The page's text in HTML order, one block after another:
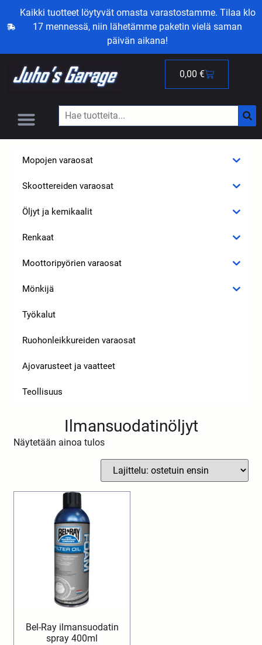
Kaikki tuotteet löytyvät omasta varastostamme. Tilaa klo
17 mennessä, niin lähetämme paketin vielä saman
päivän aikana!
0,00 €
Mopojen varaosat
Skoottereiden varaosat
Öljyt ja kemikaalit
Renkaat
Moottoripyörien varaosat
Mönkijä
Työkalut
Ruohonleikkureiden varaosat
Ajovarusteet ja vaatteet
Teollisuus
Ilmansuodatinöljyt
Näytetään ainoa tulos
Bel-Ray ilmansuodatin
spray 400ml